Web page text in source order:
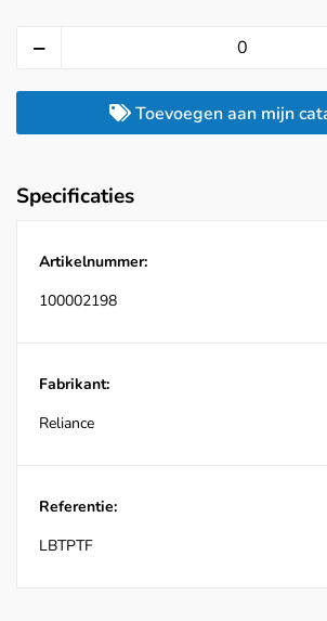
Toevoegen aan mijn
Specificaties
Artikelnummer:
100002198
Fabrikant:
Reliance
Referentie:
LBTPTF